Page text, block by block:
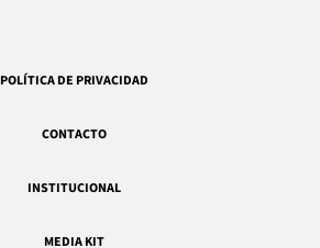
POLÍTICA DE PRIVACIDAD
CONTACTO
INSTITUCIONAL
MEDIA KIT